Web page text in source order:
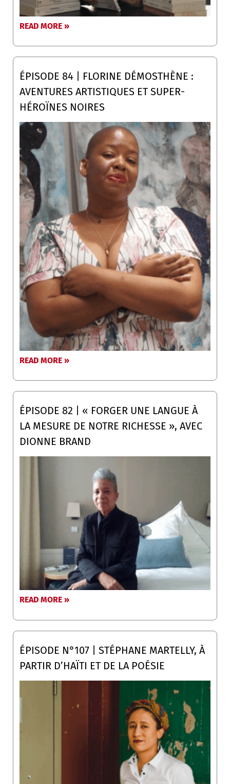
READ MORE »
ÉPISODE 84 | FLORINE DÉMOSTHÈNE :
AVENTURES ARTISTIQUES ET SUPER-
HÉROÏNES NOIRES
READ MORE »
ÉPISODE 82 | « FORGER UNE LANGUE À
LA MESURE DE NOTRE RICHESSE », AVEC
DIONNE BRAND
READ MORE »
ÉPISODE N°107 | STÉPHANE MARTELLY, À
PARTIR D’HAÏTI ET DE LA POÉSIE